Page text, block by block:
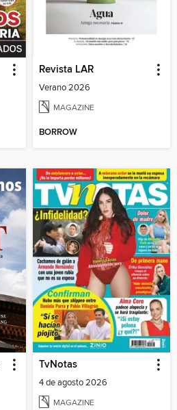
Revista LAR
Verano 2026
MAGAZINE
BORROW
TvNotas
4 de agosto 2026
MAGAZINE